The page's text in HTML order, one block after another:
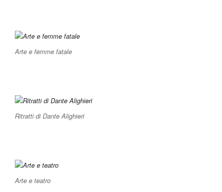
Arte e femme fatale
Ritratti di Dante Alighieri
Arte e teatro